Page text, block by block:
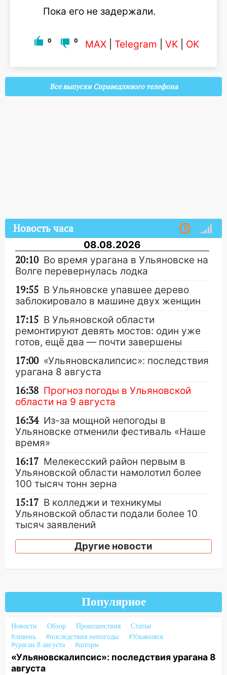
Пока его не задержали.
0 0 MAX Telegram VK OK
Все выпуски Справедливого телефона
Новость часа
08.08.2026
20:10 Во время урагана в Ульяновске на
Волге перевернулась лодка
19:55 В Ульяновске упавшее дерево
заблокировало в машине двух женщин
17:15 В Ульяновской области
ремонтируют девять мостов: один уже
готов, ещё два — почти завершены
17:00 «Ульяновскалипсис»: последствия
урагана 8 августа
16:38 Прогноз погоды в Ульяновской
области на 9 августа
16:34 Из-за мощной непогоды в
Ульяновске отменили фестиваль «Наше
время»
16:17 Мелекесский район первым в
Ульяновской области намолотил более
100 тысяч тонн зерна
15:17 В колледжи и техникумы
Ульяновской области подали более 10
тысяч заявлений
15:04 Фоторепортаж с улиц Ульяновска
после шторма: поваленные деревья и
Деева в Заволжье
14:26 Жители Ульяновска сами
пытаются расчистить ливнёвки, не
дождавшись коммунальщиков
14:16 Шторм продолжает ломать город:
на улице Любови Шевцовой рухнул
Другие новости
Популярное
Новости Обзор Происшествия
Статьи
#ливень
#последствия непогоды
#Ульяновск
#ураган 8 августа
#шторм
«Ульяновскалипсис»: последствия урагана 8
августа